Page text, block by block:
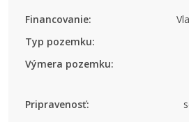
Financovanie:
Typ pozemku:
Výmera pozemku:
Pripravenosť: